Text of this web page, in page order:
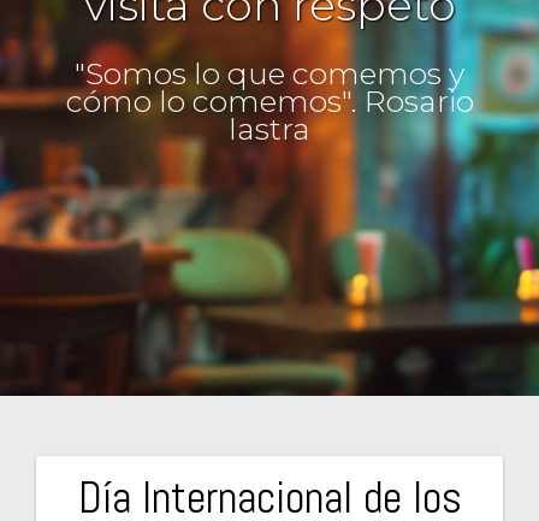
"Somos lo que comemos y
cómo lo comemos". Rosario
lastra
Día Internacional de los